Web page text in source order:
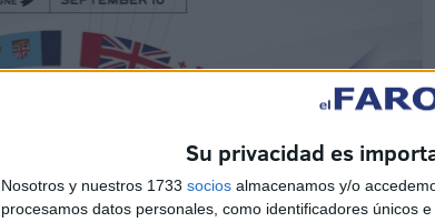
Su privacidad es
Nosotros y nuestros 1733 socios almacenamos y/o
procesamos datos personales, como identificadores únicos